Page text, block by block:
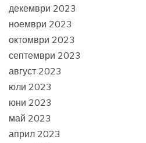
декември 2023
ноември 2023
октомври 2023
септември 2023
август 2023
юли 2023
юни 2023
май 2023
април 2023